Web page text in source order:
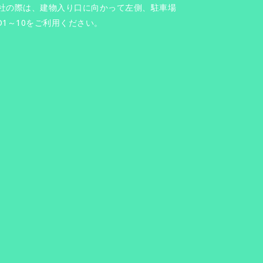
の際は、建物入り口に向かって左側、駐車場
～10をご利用ください。